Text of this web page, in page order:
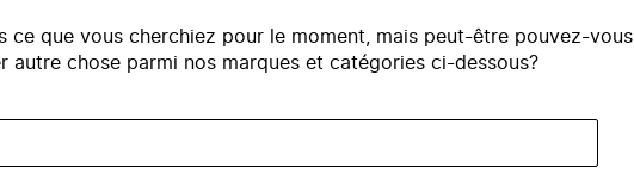
ce que vous cherchiez pour le moment, mais peut-être pouvez-vous
autre chose parmi nos marques et catégories ci-dessous?